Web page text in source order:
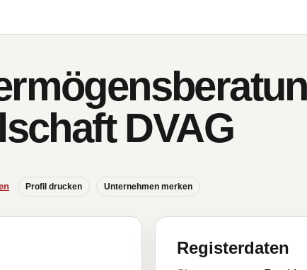
DVAG
Profil drucken Unternehmen merken
Registerdaten